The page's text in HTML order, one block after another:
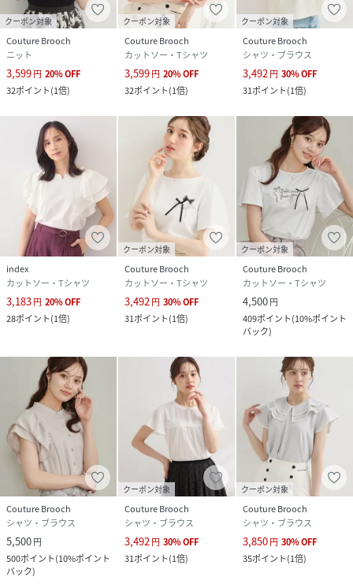
クーポン対象
Couture Brooch
ニット
3,599円 20%OFF
32ポイント(1倍)
クーポン対象
Couture Brooch
カットソー・Tシャツ
3,599円 20%OFF
32ポイント(1倍)
クーポン対象
Couture Brooch
シャツ・ブラウス
3,492円 30%OFF
31ポイント(1倍)
index
カットソー・Tシャツ
3,183円 20%OFF
28ポイント(1倍)
クーポン対象
Couture Brooch
カットソー・Tシャツ
3,492 円 30%OFF
31ポイント(1倍)
クーポン対象
Couture Brooch
カットソー・Tシャツ
4,500円
409ポイント(10%ポイント
バック)
Couture Brooch
シャツ・ブラウス
5,500円
500ポイント(10%ポイント
バック)
クーポン対象
Couture Brooch
シャツ・ブラウス
3,492円 30%OFF
31ポイント(1倍)
クーポン対象
Couture Brooch
シャツ・ブラウス
3,850円 30%OFF
35ポイント(1倍)